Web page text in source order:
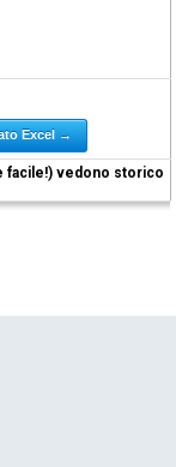
Excel →
facile!) vedono storico